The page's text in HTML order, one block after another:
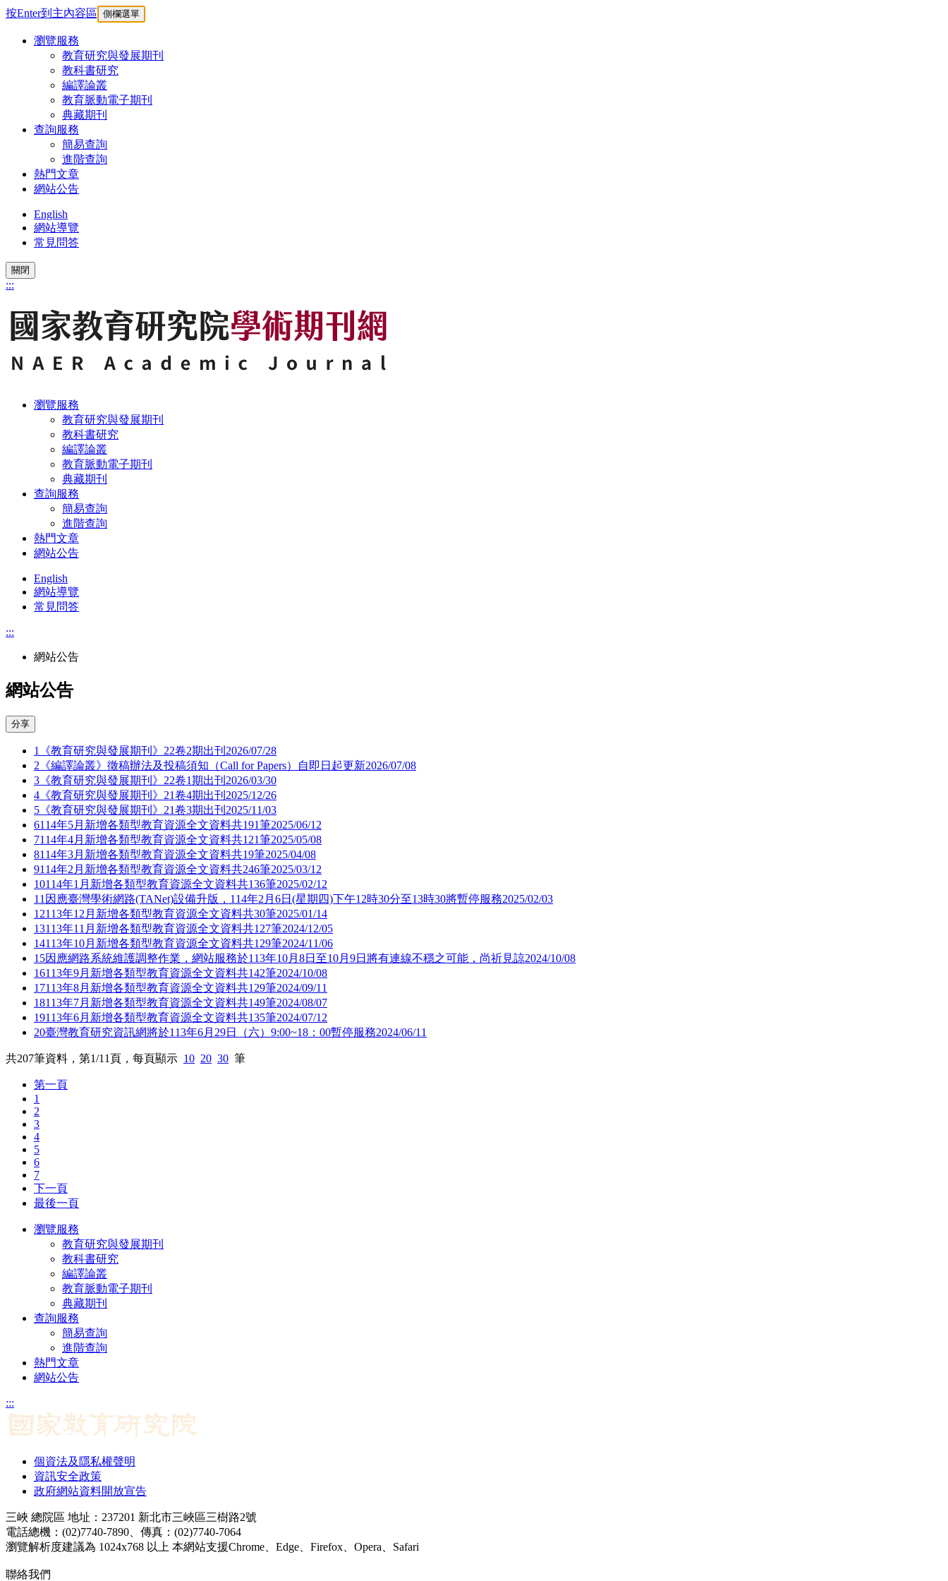
按Enter到主內容區 側欄選單
瀏覽服務
教育研究與發展期刊
教科書研究
編譯論叢
教育脈動電子期刊
典藏期刊
查詢服務
簡易查詢
進階查詢
熱門文章
網站公告
English
網站導覽
常見問答
關閉
:::
瀏覽服務
教育研究與發展期刊
教科書研究
編譯論叢
教育脈動電子期刊
典藏期刊
查詢服務
簡易查詢
進階查詢
熱門文章
網站公告
English
網站導覽
常見問答
:::
網站公告
網站公告
分享
1 《教育研究與發展期刊》22卷2期出刊 2026/07/28
2 《編譯論叢》徵稿辦法及投稿須知（Call for Papers）自即日起更新2026/07/08
3 《教育研究與發展期刊》22卷1期出刊 2026/03/30
4 《教育研究與發展期刊》21卷4期出刊 2025/12/26
5 《教育研究與發展期刊》21卷3期出刊 2025/11/03
6114年5月新增各類型教育資源全文資料共191筆2025/06/12
7114年4月新增各類型教育資源全文資料共121筆2025/05/08
8114年3月新增各類型教育資源全文資料共19筆2025/04/08
9114年2月新增各類型教育資源全文資料共246筆2025/03/12
10114年1月新增各類型教育資源全文資料共136筆2025/02/12
11 因應臺灣學術網路(TANet)設備升版，114年2月6日(星期四)下午12時30分至13時30將暫停服務2025/02/03
12113年12月新增各類型教育資源全文資料共30筆2025/01/14
13113年11月新增各類型教育資源全文資料共127筆2024/12/05
14113年10月新增各類型教育資源全文資料共129筆2024/11/06
15因應網路系統維護調整作業，網站服務於113年10月8日至10月9日將有連線不穩之可能，尚祈見諒2024/10/08
16113年9月新增各類型教育資源全文資料共142筆2024/10/08
17113年8月新增各類型教育資源全文資料共129筆2024/09/11
18113年7月新增各類型教育資源全文資料共149筆2024/08/07
19113年6月新增各類型教育資源全文資料共135筆2024/07/12
20臺灣教育研究資訊網將於113年6月29日（六）9:00~18：00暫停服務2024/06/11
共207筆資料，第1/11 頁，每頁顯示 10 20 30 筆
第一頁
1
2
3
4
5
6
7
下一頁
最後一頁
瀏覽服務
教育研究與發展期刊
教科書研究
編譯論叢
教育脈動電子期刊
典藏期刊
查詢服務
簡易查詢
進階查詢
熱門文章
網站公告
:::
個資法及隱私權聲明
資訊安全政策
政府網站資料開放宣告
三峽 總院區 地址：237201 新北市三峽區三樹路2號
電話總機：(02)7740-7890、傳真：(02)7740-7064
瀏覽解析度建議為 1024x768 以上 本網站支援Chrome、Edge、Firefox、Opera、Safari
聯絡我們